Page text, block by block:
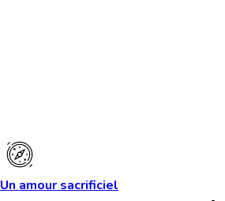
Un amour sacrificiel